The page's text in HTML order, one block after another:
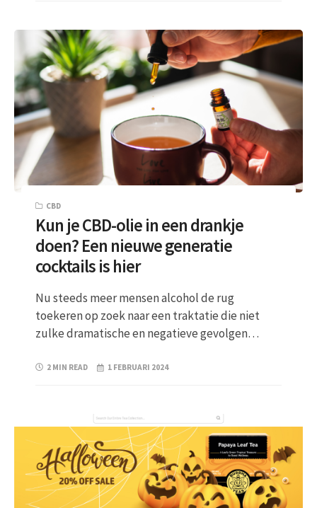
CBD
Kun je CBD-olie in een drankje
doen? Een nieuwe generatie
cocktails is hier
Nu steeds meer mensen alcohol de rug
toekeren op zoek naar een traktatie die niet
zulke dramatische en negatieve gevolgen…
2 MIN READ 1 FEBRUARI 2024